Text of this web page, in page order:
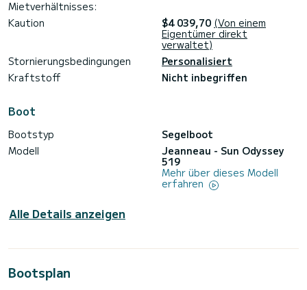
Mietverhältnisses:
Kaution $4 039,70 (Von einem
Eigentümer direkt
verwaltet)
Stornierungsbedingungen
Personalisiert
Kraftstoff
Nicht inbegriffen
Boot
Bootstyp
Segelboot
Modell
Jeanneau - Sun Odyssey
519
Mehr über dieses Modell
erfahren
Alle Details anzeigen
Bootsplan